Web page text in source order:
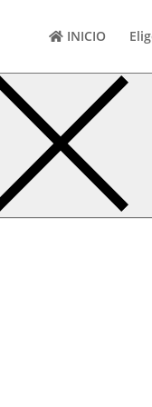
INICIO